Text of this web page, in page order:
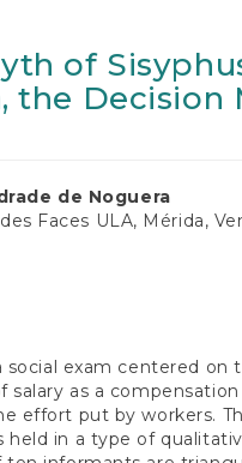
of
the Decision
de Noguera
Faces ULA, Mérida,
social exam centered on
salary as a
effort put by workers.
held in a type of